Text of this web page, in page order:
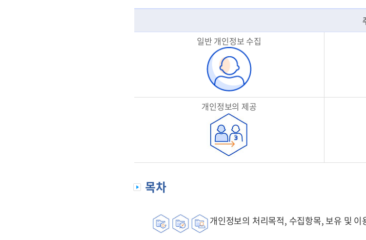
일반 개인정보 수집
개인정보의 제공
목차
개인정보의 처리목적, 수집항목, 보유 및 이